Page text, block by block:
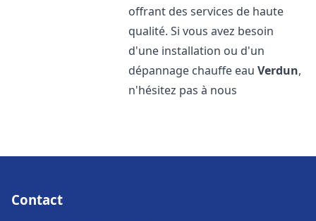
offrant des services de haute
qualité. Si vous avez besoin
d'une installation ou d'un
dépannage chauffe eauVerdun,
n'hésitez pas à nous
Contact